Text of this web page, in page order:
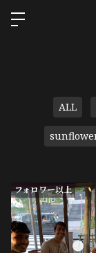
ALL
フォロワー以上